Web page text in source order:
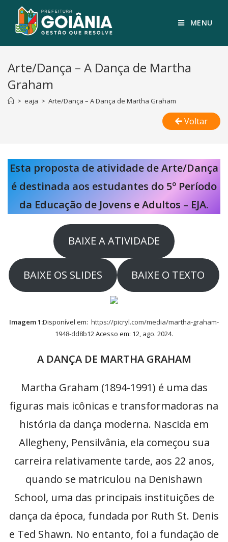
MENU
Arte/Dança – A Dança de Martha
Graham
> eaja > Arte/Dança – A Dança de Martha Graham
Voltar
Esta proposta de atividade de Arte/Dança
é destinada aos estudantes do 5º Período
da Educação de Jovens e Adultos – EJA.
BAIXE A ATIVIDADE
BAIXE OS SLIDES BAIXE O TEXTO
Imagem 1:Disponível em: https://picryl.com/media/martha-graham-
1948-dd8b12Acesso em: 12, ago. 2024.
A DANÇA DE MARTHA GRAHAM
Martha Graham (1894-1991) é uma das
figuras mais icônicas e transformadoras na
história da dança moderna. Nascida em
Allegheny, Pensilvânia, ela começou sua
carreira relativamente tarde, aos 22 anos,
quando se matriculou na Denishawn
School, uma das principais instituições de
dança da época, fundada por Ruth St. Denis
e Ted Shawn. No entanto, foi a fundação de